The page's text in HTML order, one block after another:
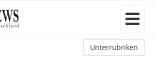
Unterrubriken